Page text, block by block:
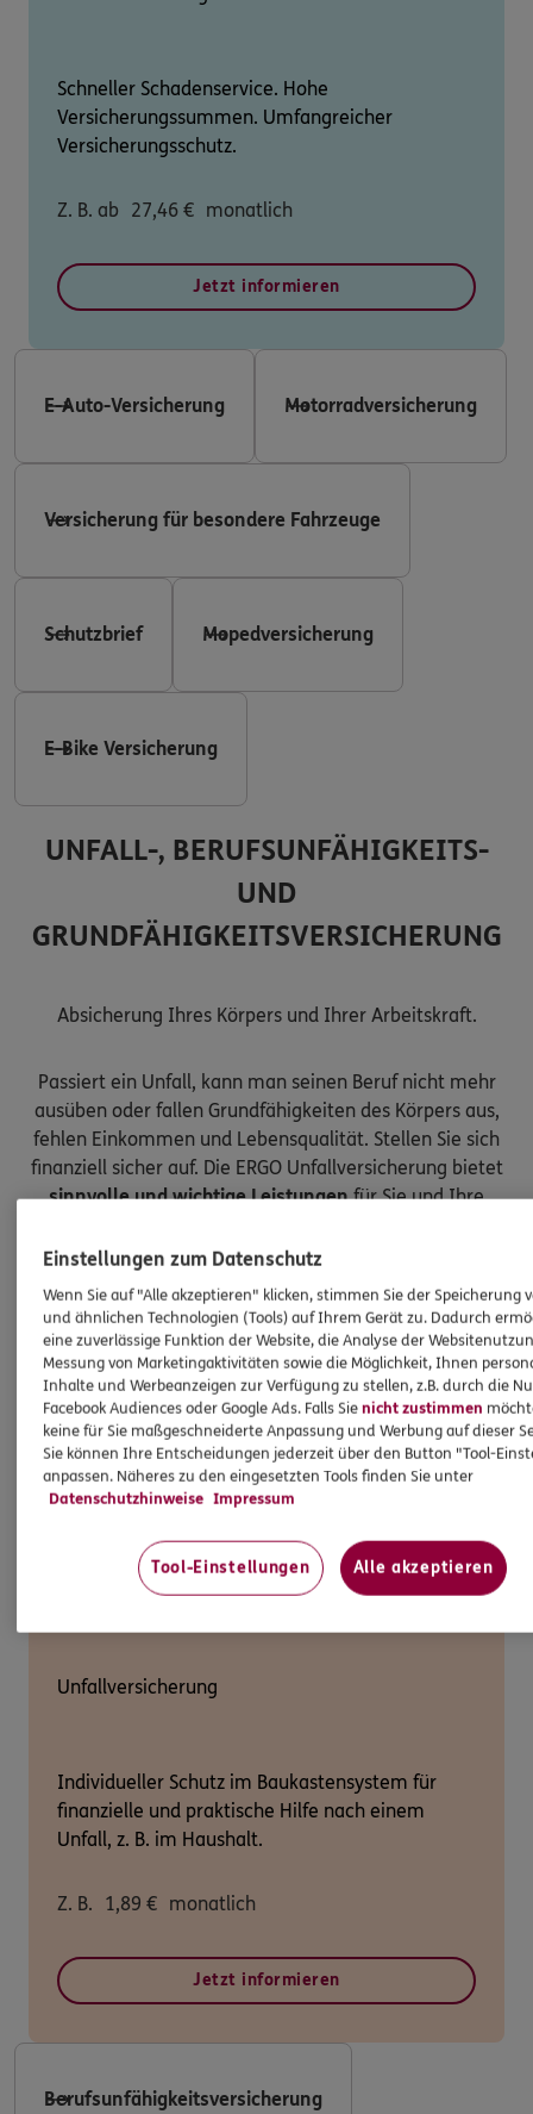
Schneller Schadenservice. Hohe
Versicherungssummen. Umfangreicher
Versicherungsschutz.
Z. B. ab 27,46 € monatlich
Jetzt informieren
E-Auto-Versicherung Motorradversicherung
Versicherung für besondere Fahrzeuge
Schutzbrief Mopedversicherung
E-Bike Versicherung
UNFALL-, BERUFSUNFÄHIGKEITS-
UND
GRUNDFÄHIGKEITSVERSICHERUNG
Absicherung Ihres Körpers und Ihrer Arbeitskraft.
Passiert ein Unfall, kann man seinen Beruf nicht mehr
ausüben oder fallen Grundfähigkeiten des Körpers aus,
fehlen Einkommen und Lebensqualität. Stellen Sie sich
finanziell sicher auf. Die ERGO Unfallversicherung bietet
sinnvolle und wichtige Leistungenfür Sie und Ihre
Unfallversicherung
Individueller Schutz im Baukastensystem für
finanzielle und praktische Hilfe nach einem
Unfall, z. B. im Haushalt.
Z. B. 1,89 € monatlich
Jetzt informieren
Berufsunfähigkeitsversicherung
Einstellungen zum Datenschutz
Wenn Sie auf "Alle akzeptieren" klicken, stimmen Sie der Speicherung
und ähnlichen Technologien (Tools) auf Ihrem Gerät zu. Dadurch
eine zuverlässige Funktion der Website, die Analyse der
Messung von Marketingaktivitäten sowie die Möglichkeit, Ihnen
Inhalte und Werbeanzeigen zur Verfügung zu stellen, z.B. durch die
Facebook Audiences oder Google Ads. Falls Sienicht zustimmen
keine für Sie maßgeschneiderte Anpassung und Werbung auf dieser
Sie können Ihre Entscheidungen jederzeit über den Button "Tool-
anpassen. Näheres zu den eingesetzten Tools finden Sie unter
Datenschutzhinweise Impressum
Tool-Einstellungen Alle akzeptieren